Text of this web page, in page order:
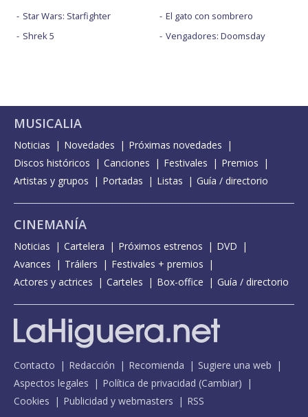
Star Wars: Starfighter
Shrek 5
El gato con sombrero
Vengadores: Doomsday
MUSICALIA
Noticias Novedades
Próximas novedades
Discos históricos
Canciones Festivales
Premios
Artistas y grupos
Portadas Listas Guía / directorio
CINEMANÍA
Noticias Cartelera Próximos estrenos
DVD
Avances
Tráilers
Festivales + premios
Actores y actrices
Carteles Box-office Guía / directorio
Contacto Redacción Recomienda
Sugiere una web
Aspectos legales
Política de privacidad (Cambiar)
Cookies
Publicidad y webmasters RSS